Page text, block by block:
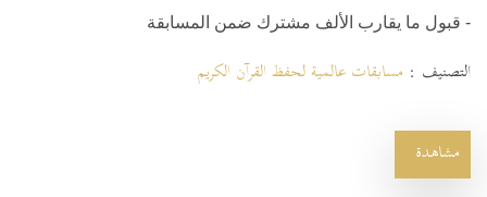
- قبول ما يقارب الألف مشترك ضمن المسابقة
التصنيف : مسابقات عالمية لحفظ القرآن الكريم
مشاهدة